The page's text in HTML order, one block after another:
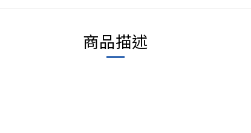
商品描述